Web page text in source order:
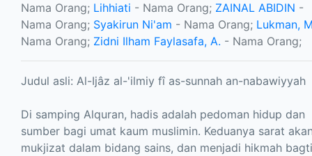
Nama Orang; Lihhiati - Nama Orang; ZAINAL ABIDIN -
Nama Orang; Syakirun Ni'am - Nama Orang; Lukman,
Nama Orang; Zidni Ilham Faylasafa, A. - Nama Orang;
Judul asli: Al-Ijâz al-'ilmiy fî as-sunnah an-nabawiyyah
Di samping Alquran, hadis adalah pedoman hidup dan
sumber bagi umat kaum muslimin. Keduanya sarat
mukjizat dalam bidang sains, dan menjadi hikmah bagti